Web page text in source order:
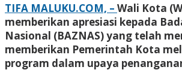
TIFA MALUKU.COM, – Wali Kota
memberikan apresiasi kepada
Nasional (BAZNAS) yang telah
memberikan Pemerintah Kota
program dalam upaya